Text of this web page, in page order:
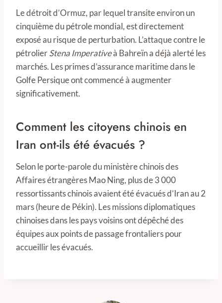
Le détroit d’Ormuz, par lequel transite environ un
cinquième du pétrole mondial, est directement
exposé au risque de perturbation. L’attaque contre le
pétrolierStena Imperativeà Bahreïn a déjà alerté les
marchés. Les primes d’assurance maritime dans le
Golfe Persique ont commencé à augmenter
significativement.
Comment les citoyens chinois en
Iran ont-ils été évacués ?
Selon le porte-parole du ministère chinois des
Affaires étrangères Mao Ning, plus de 3 000
ressortissants chinois avaient été évacués d’Iran au 2
mars (heure de Pékin). Les missions diplomatiques
chinoises dans les pays voisins ont dépêché des
équipes aux points de passage frontaliers pour
accueillir les évacués.